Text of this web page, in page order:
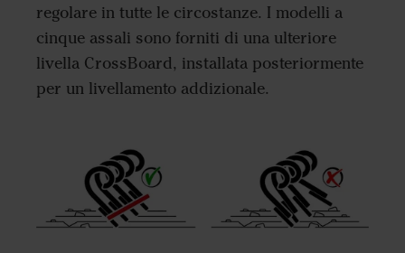
regolare in tutte le circostanze. I modelli a
cinque assali sono forniti di una ulteriore
livella CrossBoard, installata posteriormente
per un livellamento addizionale.